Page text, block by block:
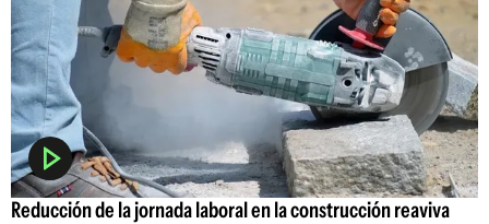
Reducción de la jornada laboral en la construcción reaviva